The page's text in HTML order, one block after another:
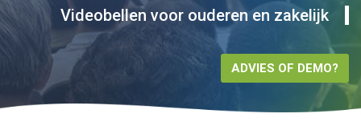
Videobellen voor ouderen en zakelijk
ADVIES OF DEMO?